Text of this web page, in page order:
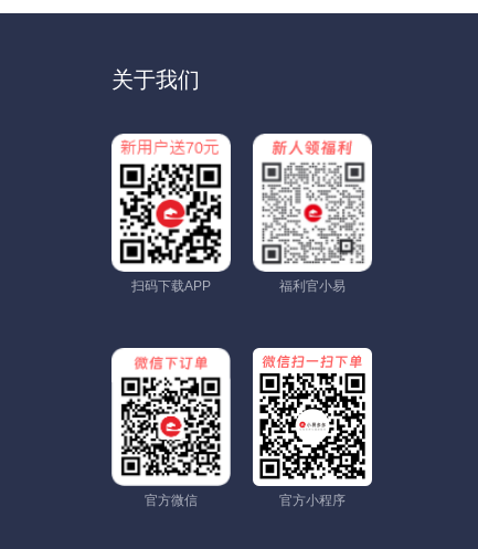
关于我们
扫码下载APP 福利官小易
官方微信 官方小程序